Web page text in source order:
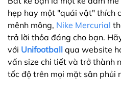
hẹp hay một "quái vật" thích
mênh mông, Nike Mercurial
trả lời thỏa đáng cho bạn.
với Unifootball qua website
vấn size chi tiết và trở thành
tốc độ trên mọi mặt sân phủi